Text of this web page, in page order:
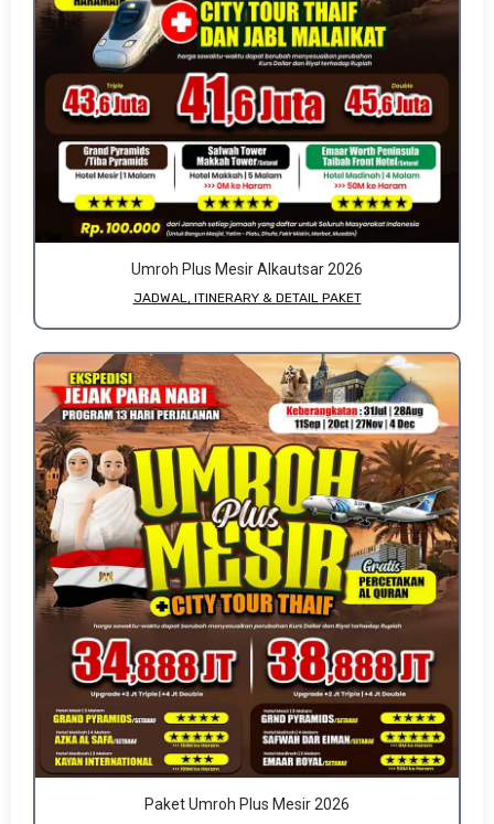
Umroh Plus Mesir Alkautsar 2026
JADWAL, ITINERARY & DETAIL PAKET
Paket Umroh Plus Mesir 2026